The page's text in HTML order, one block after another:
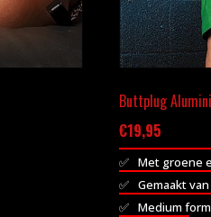
Buttplug
€19,95
Met groene
Gemaakt
Medium